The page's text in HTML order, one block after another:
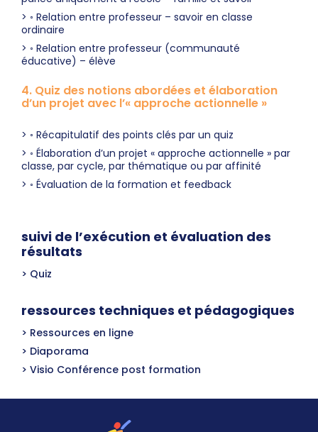
◦ Relation entre professeur – savoir en classe
ordinaire
◦ Relation entre professeur (communauté
éducative) – élève
4. Quiz des notions abordées et élaboration
d’un projet avec l’« approche actionnelle »
◦ Récapitulatif des points clés par un quiz
◦ Élaboration d’un projet « approche actionnelle » par
classe, par cycle, par thématique ou par affinité
◦ Évaluation de la formation et feedback
suivi de l’exécution et évaluation des
résultats
Quiz
ressources techniques et pédagogiques
Ressources en ligne
Diaporama
Visio Conférence post formation